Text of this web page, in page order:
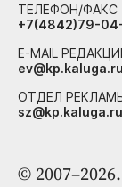
©
ТЕЛЕФОН/ФАКС
+7(4842)79-
E-MAIL
ОТДЕЛ
sz@kp.kaluga.ru